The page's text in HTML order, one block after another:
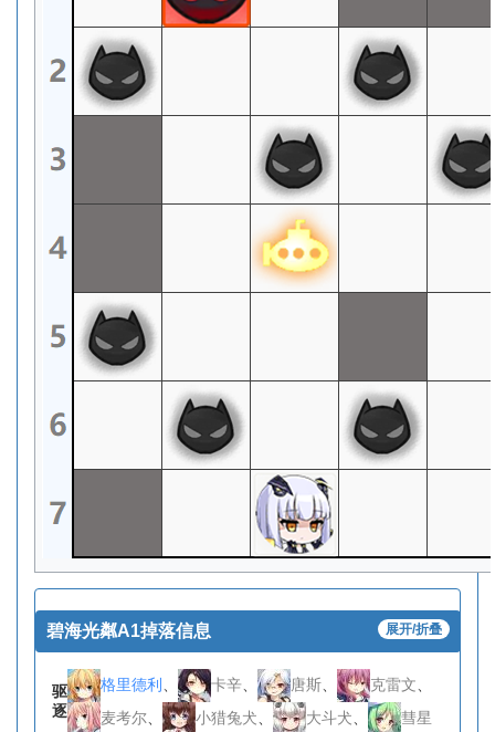
碧海光粼A1掉落信息 展开/折叠
驱
逐
格里德利 卡辛 唐斯 克雷文
麦考尔
小猎兔犬 大斗犬
彗星